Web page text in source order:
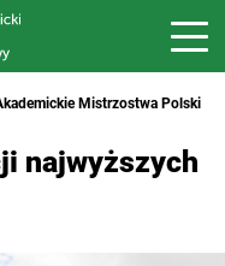
Mistrzostwa Polski
najwyższych